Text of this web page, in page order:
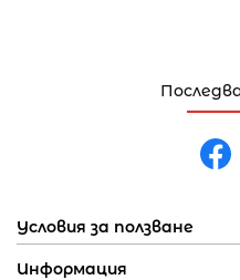
Условия за ползване
Информация